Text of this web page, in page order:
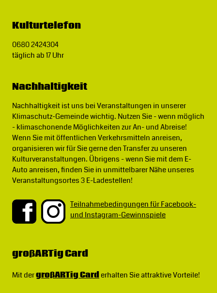
Kulturtelefon
0680 2424304
täglich ab 17 Uhr
Nachhaltigkeit
Nachhaltigkeit ist uns bei Veranstaltungen in unserer
Klimaschutz-Gemeinde wichtig. Nutzen Sie - wenn möglich
- klimaschonende Möglichkeiten zur An- und Abreise!
Wenn Sie mit öffentlichen Verkehrsmitteln anreisen,
organisieren wir für Sie gerne den Transfer zu unseren
Kulturveranstaltungen. Übrigens - wenn Sie mit dem E-
Auto anreisen, finden Sie in unmittelbarer Nähe unseres
Veranstaltungsortes 3 E-Ladestellen!
Teilnahmebedingungen für Facebook-
und Instagram-Gewinnspiele
großARTig Card
Mit dergroßARTig Carderhalten Sie attraktive Vorteile!